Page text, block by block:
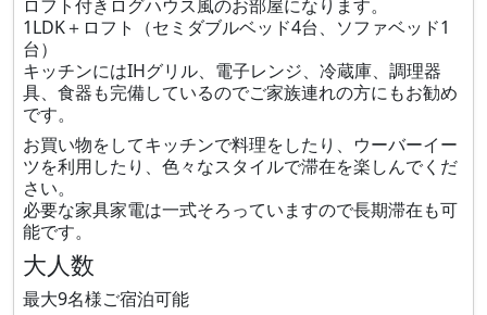
ロフト付きログハウス風のお部屋になります。
1LDK＋ロフト（セミダブルベッド4台、ソファベッド1
台）
キッチンにはIHグリル、電子レンジ、冷蔵庫、調理器
具、食器も完備しているのでご家族連れの方にもお勧め
です。
お買い物をしてキッチンで料理をしたり、ウーバーイー
ツを利用したり、色々なスタイルで滞在を楽しんでくだ
さい。
必要な家具家電は一式そろっていますので長期滞在も可
能です。
大人数
最大9名様ご宿泊可能